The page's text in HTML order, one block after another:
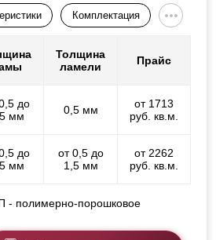
Комплектация
Толщина
ламели
Прайс
до
мм
0,5 мм
от 1713
руб. кв.м.
до
мм
от 0,5 до
1,5 мм
от 2262
руб. кв.м.
- полимерно-порошковое